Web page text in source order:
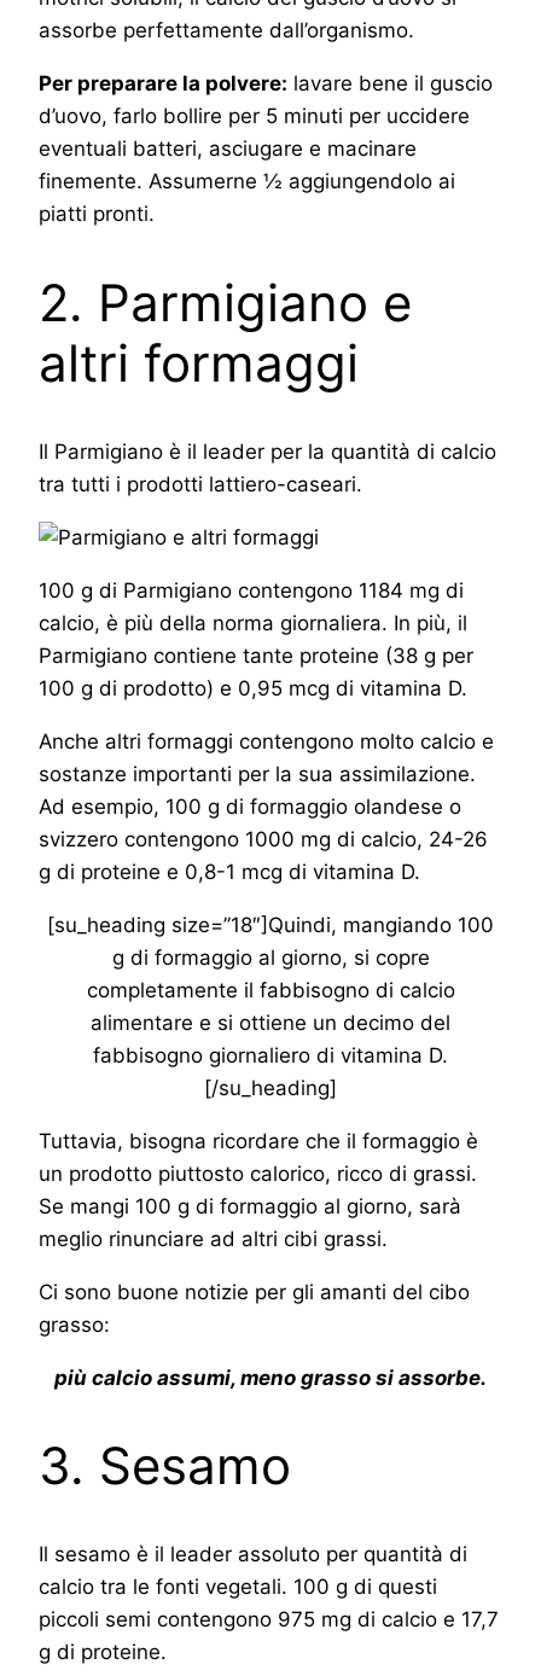
assorbe perfettamente dall’organismo.
Per preparare la polvere: lavare bene il guscio
d’uovo, farlo bollire per 5 minuti per uccidere
eventuali batteri, asciugare e macinare
finemente. Assumerne ½ aggiungendolo ai
piatti pronti.
2. Parmigiano e
altri formaggi
Il Parmigiano è il leader per la quantità di calcio
tra tutti i prodotti lattiero-caseari.
100 g di Parmigiano contengono 1184 mg di
calcio, è più della norma giornaliera. In più, il
Parmigiano contiene tante proteine (38 g per
100 g di prodotto) e 0,95 mcg di vitamina D.
Anche altri formaggi contengono molto calcio e
sostanze importanti per la sua assimilazione.
Ad esempio, 100 g di formaggio olandese o
svizzero contengono 1000 mg di calcio, 24-26
g di proteine e 0,8-1 mcg di vitamina D.
[su_heading size=”18″]Quindi, mangiando 100
g di formaggio al giorno, si copre
completamente il fabbisogno di calcio
alimentare e si ottiene un decimo del
fabbisogno giornaliero di vitamina D.
[/su_heading]
Tuttavia, bisogna ricordare che il formaggio è
un prodotto piuttosto calorico, ricco di grassi.
Se mangi 100 g di formaggio al giorno, sarà
meglio rinunciare ad altri cibi grassi.
Ci sono buone notizie per gli amanti del cibo
grasso:
più calcio assumi, meno grasso si assorbe.
3. Sesamo
Il sesamo è il leader assoluto per quantità di
calcio tra le fonti vegetali. 100 g di questi
piccoli semi contengono 975 mg di calcio e 17,7
g di proteine.